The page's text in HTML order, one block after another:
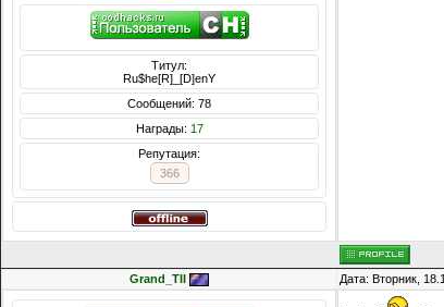
Титул:
Ru$he[R]_[D]enY
Сообщений: 78
Награды: 17
Репутация:
366
Grand_TII Дата: Вторник,